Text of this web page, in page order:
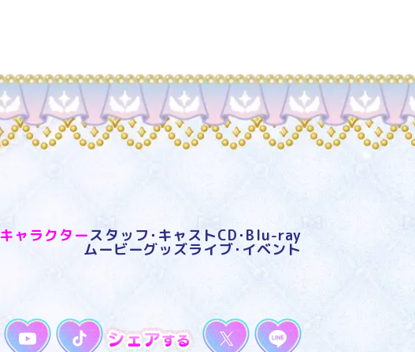
キャラクタースタッフ･キャストCD･Blu-ray
ムービーグッズライブ･イベント